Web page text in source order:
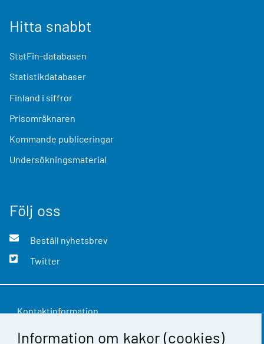
Information om kakor (cookies)
Hitta snabbt
StatFin-databasen
Statistikdatabaser
Finland i siffror
Prisomräknaren
Kommande publiceringar
Undersökningsmaterial
Följ oss
Beställ nyhetsbrev
Twitter
Kontaktinformation
Respons